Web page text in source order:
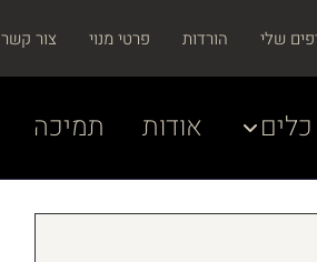
שלי הורדות פרטי מנוי צור קשר
אודות תמיכה